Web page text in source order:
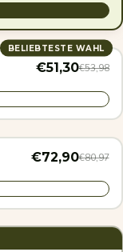
BELIEBTESTE WAHL
€51,30€53,98
€72,90€80,97